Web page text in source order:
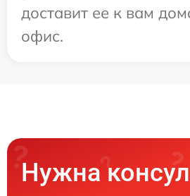
доставит ее к вам
офис.
Нужна